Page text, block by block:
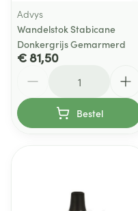
Advys
Wandelstok Stabicane
Donkergrijs Gemarmerd
€ 81,50
Bestel